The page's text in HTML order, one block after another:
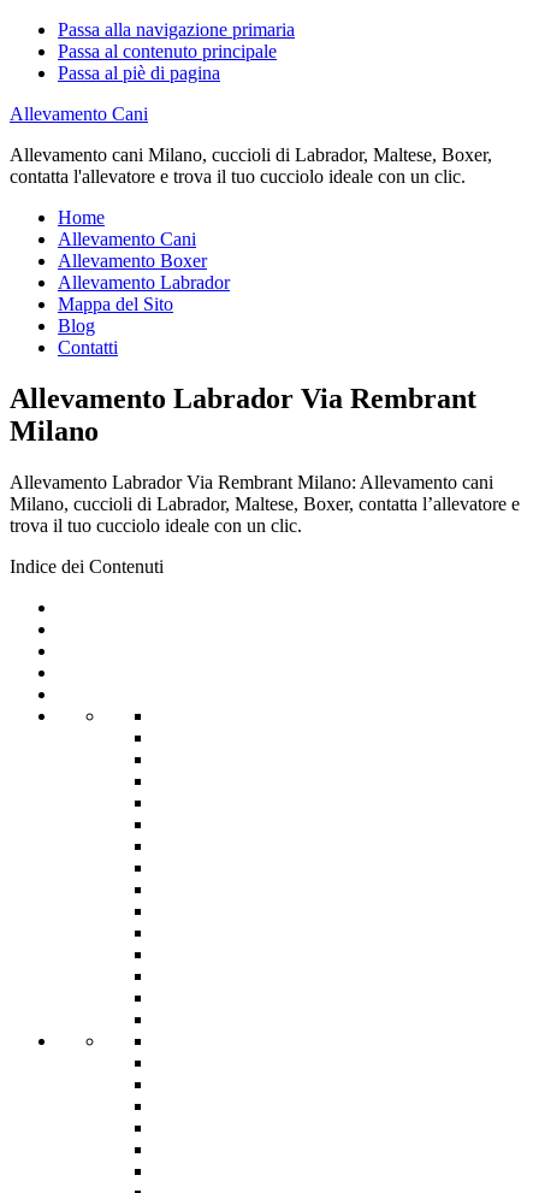
Passa alla navigazione primaria
Passa al contenuto principale
Passa al piè di pagina
Allevamento Cani
Allevamento cani Milano, cuccioli di Labrador, Maltese, Boxer,
contatta l'allevatore e trova il tuo cucciolo ideale con un clic.
Home
Allevamento Cani
Allevamento Boxer
Allevamento Labrador
Mappa del Sito
Blog
Contatti
Allevamento Labrador Via Rembrant
Milano
Allevamento Labrador Via Rembrant Milano: Allevamento cani
Milano, cuccioli di Labrador, Maltese, Boxer, contatta l’allevatore e
trova il tuo cucciolo ideale con un clic.
Indice dei Contenuti